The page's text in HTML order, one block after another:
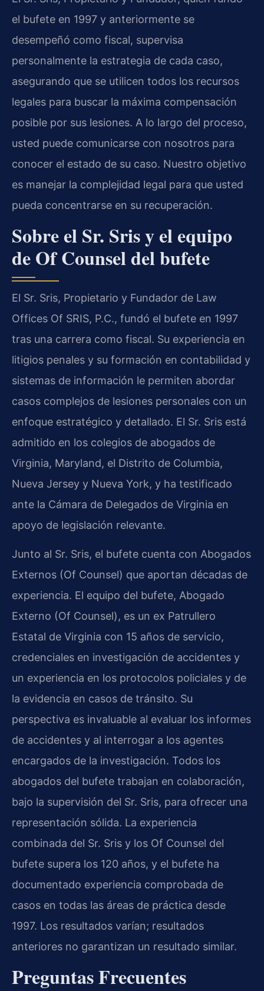
el bufete en 1997 y anteriormente se
desempeñó como fiscal, supervisa
personalmente la estrategia de cada caso,
asegurando que se utilicen todos los recursos
legales para buscar la máxima compensación
posible por sus lesiones. A lo largo del proceso,
usted puede comunicarse con nosotros para
conocer el estado de su caso. Nuestro objetivo
es manejar la complejidad legal para que usted
pueda concentrarse en su recuperación.
Sobre el Sr. Sris y el equipo
de Of Counsel del bufete
El Sr. Sris, Propietario y Fundador de Law
Offices Of SRIS, P.C., fundó el bufete en 1997
tras una carrera como fiscal. Su experiencia en
litigios penales y su formación en contabilidad y
sistemas de información le permiten abordar
casos complejos de lesiones personales con un
enfoque estratégico y detallado. El Sr. Sris está
admitido en los colegios de abogados de
Virginia, Maryland, el Distrito de Columbia,
Nueva Jersey y Nueva York, y ha testificado
ante la Cámara de Delegados de Virginia en
apoyo de legislación relevante.
Junto al Sr. Sris, el bufete cuenta con Abogados
Externos (Of Counsel) que aportan décadas de
experiencia. El equipo del bufete, Abogado
Externo (Of Counsel), es un ex Patrullero
Estatal de Virginia con 15 años de servicio,
credenciales en investigación de accidentes y
un experiencia en los protocolos policiales y de
la evidencia en casos de tránsito. Su
perspectiva es invaluable al evaluar los informes
de accidentes y al interrogar a los agentes
encargados de la investigación. Todos los
abogados del bufete trabajan en colaboración,
bajo la supervisión del Sr. Sris, para ofrecer una
representación sólida. La experiencia
combinada del Sr. Sris y los Of Counsel del
bufete supera los 120 años, y el bufete ha
documentado experiencia comprobada de
casos en todas las áreas de práctica desde
1997. Los resultados varían; resultados
anteriores no garantizan un resultado similar.
Preguntas Frecuentes